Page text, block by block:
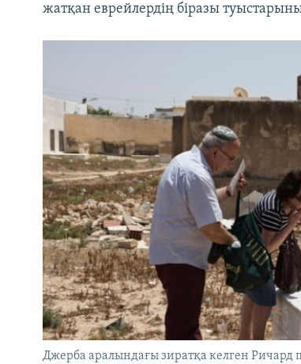
жатқан еврейлердің біразы
Джерба аралындағы зиратқа келген Ричард